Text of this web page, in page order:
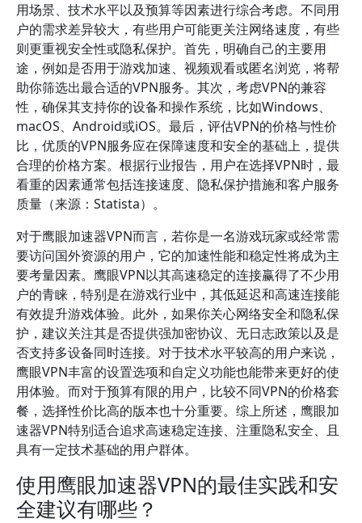
用场景、技术水平以及预算等因素进行综合考虑。不同用
户的需求差异较大，有些用户可能更关注网络速度，有些
则更重视安全性或隐私保护。首先，明确自己的主要用
途，例如是否用于游戏加速、视频观看或匿名浏览，将帮
助你筛选出最合适的VPN服务。其次，考虑VPN的兼容
性，确保其支持你的设备和操作系统，比如Windows、
macOS、Android或iOS。最后，评估VPN的价格与性价
比，优质的VPN服务应在保障速度和安全的基础上，提供
合理的价格方案。根据行业报告，用户在选择VPN时，最
看重的因素通常包括连接速度、隐私保护措施和客户服务
质量（来源：Statista）。
对于鹰眼加速器VPN而言，若你是一名游戏玩家或经常需
要访问国外资源的用户，它的加速性能和稳定性将成为主
要考量因素。鹰眼VPN以其高速稳定的连接赢得了不少用
户的青睐，特别是在游戏行业中，其低延迟和高速连接能
有效提升游戏体验。此外，如果你关心网络安全和隐私保
护，建议关注其是否提供强加密协议、无日志政策以及是
否支持多设备同时连接。对于技术水平较高的用户来说，
鹰眼VPN丰富的设置选项和自定义功能也能带来更好的使
用体验。而对于预算有限的用户，比较不同VPN的价格套
餐，选择性价比高的版本也十分重要。综上所述，鹰眼加
速器VPN特别适合追求高速稳定连接、注重隐私安全、且
具有一定技术基础的用户群体。
使用鹰眼加速器VPN的最佳实践和安
全建议有哪些？